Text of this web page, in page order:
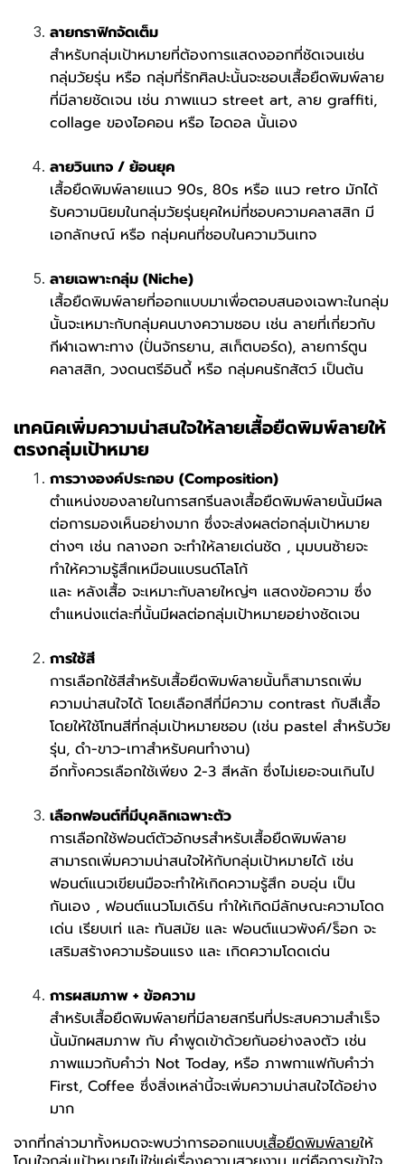
ลายกราฟิกจัดเต็ม
สำหรับกลุ่มเป้าหมายที่ต้องการแสดงออกที่ชัดเจนเช่น
กลุ่มวัยรุ่น หรือ กลุ่มที่รักศิลปะนั้นจะชอบเสื้อยืดพิมพ์ลาย
ที่มีลายชัดเจน เช่น ภาพแนว street art, ลาย graffiti,
collage ของไอคอน หรือ ไอดอล นั้นเอง
ลายวินเทจ / ย้อนยุค
เสื้อยืดพิมพ์ลายแนว 90s, 80s หรือ แนว retro มักได้
รับความนิยมในกลุ่มวัยรุ่นยุคใหม่ที่ชอบความคลาสสิก มี
เอกลักษณ์ หรือ กลุ่มคนที่ชอบในความวินเทจ
ลายเฉพาะกลุ่ม (Niche)
เสื้อยืดพิมพ์ลายที่ออกแบบมาเพื่อตอบสนองเฉพาะในกลุ่ม
นั้นจะเหมาะกับกลุ่มคนบางความชอบ เช่น ลายที่เกี่ยวกับ
กีฬาเฉพาะทาง (ปั่นจักรยาน, สเก็ตบอร์ด), ลายการ์ตูน
คลาสสิก, วงดนตรีอินดี้ หรือ กลุ่มคนรักสัตว์ เป็นต้น
เทคนิคเพิ่มความน่าสนใจให้ลายเสื้อยืดพิมพ์ลายให้
ตรงกลุ่มเป้าหมาย
การวางองค์ประกอบ (Composition)
ตำแหน่งของลายในการสกรีนลงเสื้อยืดพิมพ์ลายนั้นมีผล
ต่อการมองเห็นอย่างมาก ซึ่งจะส่งผลต่อกลุ่มเป้าหมาย
ต่างๆ เช่น กลางอก จะทำให้ลายเด่นชัด , มุมบนซ้ายจะ
ทำให้ความรู้สึกเหมือนแบรนด์โลโก้
และ หลังเสื้อ จะเหมาะกับลายใหญ่ๆ แสดงข้อความ ซึ่ง
ตำแหน่งแต่ละที่นั้นมีผลต่อกลุ่มเป้าหมายอย่างชัดเจน
การใช้สี
การเลือกใช้สีสำหรับเสื้อยืดพิมพ์ลายนั้นก็สามารถเพิ่ม
ความน่าสนใจได้ โดยเลือกสีที่มีความ contrast กับสีเสื้อ
โดยให้ใช้โทนสีที่กลุ่มเป้าหมายชอบ (เช่น pastel สำหรับวัย
รุ่น, ดำ-ขาว-เทาสำหรับคนทำงาน)
อีกทั้งควรเลือกใช้เพียง 2-3 สีหลัก ซึ่งไม่เยอะจนเกินไป
เลือกฟอนต์ที่มีบุคลิกเฉพาะตัว
การเลือกใช้ฟอนต์ตัวอักษรสำหรับเสื้อยืดพิมพ์ลาย
สามารถเพิ่มความน่าสนใจให้กับกลุ่มเป้าหมายได้ เช่น
ฟอนต์แนวเขียนมือจะทำให้เกิดความรู้สึก อบอุ่น เป็น
กันเอง , ฟอนต์แนวโมเดิร์น ทำให้เกิดมีลักษณะความโดด
เด่น เรียบเท่ และ ทันสมัย และ ฟอนต์แนวพังค์/ร็อก จะ
เสริมสร้างความร้อนแรง และ เกิดความโดดเด่น
การผสมภาพ + ข้อความ
สำหรับเสื้อยืดพิมพ์ลายที่มีลายสกรีนที่ประสบความสำเร็จ
นั้นมักผสมภาพ กับ คำพูดเข้าด้วยกันอย่างลงตัว เช่น
ภาพแมวกับคำว่า Not Today, หรือ ภาพกาแฟกับคำว่า
First, Coffee ซึ่งสิ่งเหล่านี้จะเพิ่มความน่าสนใจได้อย่าง
มาก
จากที่กล่าวมาทั้งหมดจะพบว่าการออกแบบเสื้อยืดพิมพ์ลายให้